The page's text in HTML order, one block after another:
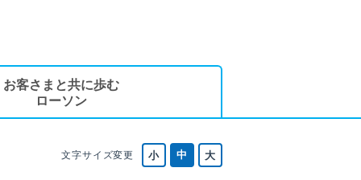
お客さまと共に歩む
ローソン
文字サイズ変更